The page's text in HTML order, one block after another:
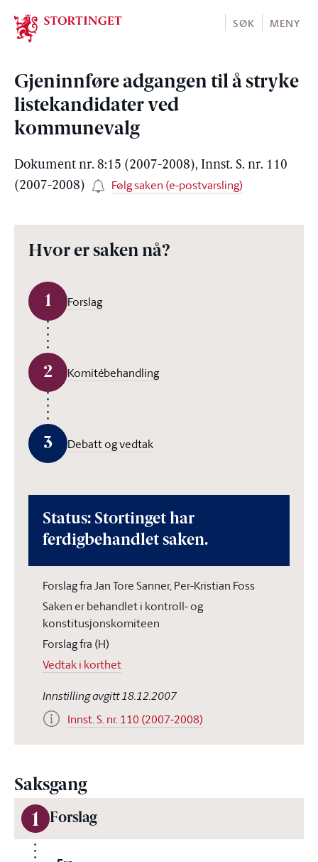
Stortinget.no
SØK MENY
Gjeninnføre adgangen til å stryke
listekandidater ved
kommunevalg
Dokument nr. 8:15 (2007-2008), Innst. S. nr. 110
(2007-2008)
Følg saken (e-postvarsling)
Hvor er saken nå?
1 Forslag
2 Komitébehandling
3 Debatt og vedtak
Status: Stortinget har
ferdigbehandlet saken.
Forslag fra Jan Tore Sanner, Per-Kristian Foss
Saken er behandlet i kontroll- og
konstitusjonskomiteen
Forslag fra (H)
Vedtak i korthet
Innstilling avgitt 18.12.2007
Innst. S. nr. 110 (2007-2008)
Saksgang
1 Forslag